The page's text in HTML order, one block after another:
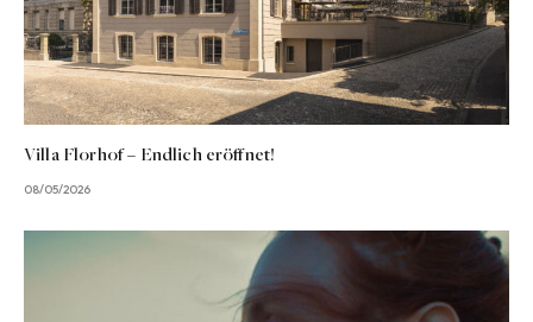
Villa Florhof – Endlich eröffnet!
08/05/2026